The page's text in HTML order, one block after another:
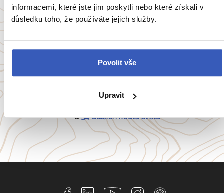
informacemi, které jste jim poskytli nebo které získali v
důsledku toho, že používáte jejich služby.
Povolit vše
Upravit
Oblíbené cíle
Belgie Francie
Portugalsko
a54 dalších koutů světa